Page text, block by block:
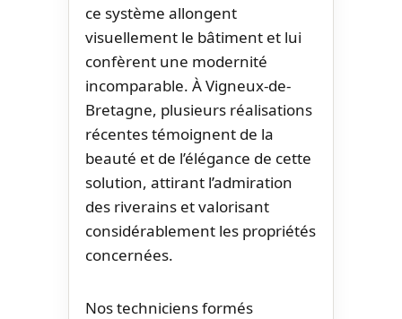
ce système allongent
visuellement le bâtiment et lui
confèrent une modernité
incomparable. À Vigneux-de-
Bretagne, plusieurs réalisations
récentes témoignent de la
beauté et de l’élégance de cette
solution, attirant l’admiration
des riverains et valorisant
considérablement les propriétés
concernées.
Nos techniciens formés